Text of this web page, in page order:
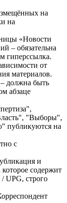
на
на
«Новости
– обязательна
гиперссылка.
от
материалов.
должна быть
абзаце
"Выборы",
публикуются на
с
и
содержит
UPG, строго